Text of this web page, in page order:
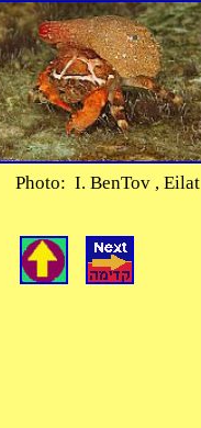
Photo: I. BenTov , Eilat